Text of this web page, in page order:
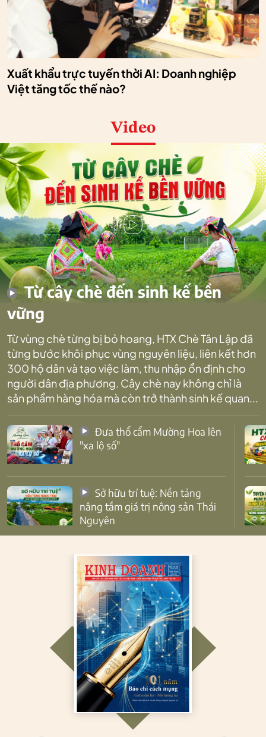
Xuất khẩu trực tuyến thời AI: Doanh nghiệp
Việt tăng tốc thế nào?
Video
Từ cây chè đến sinh kế bền
vững
Từ vùng chè từng bị bỏ hoang, HTX Chè Tân Lập đã
từng bước khôi phục vùng nguyên liệu, liên kết hơn
300 hộ dân và tạo việc làm, thu nhập ổn định cho
người dân địa phương. Cây chè nay không chỉ là
sản phẩm hàng hóa mà còn trở thành sinh kế quan...
"xa lộ số"
nâng tầm giá trị nông sản Thái
Nguyên